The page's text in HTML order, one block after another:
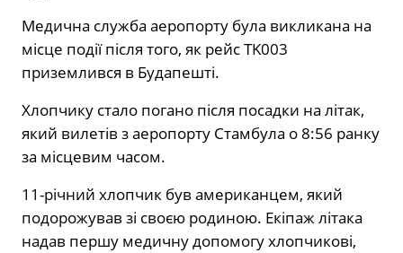
Медична служба аеропорту була викликана на
місце події після того, як рейс TK003
приземлився в Будапешті.
Хлопчику стало погано після посадки на літак,
який вилетів з аеропорту Стамбула о 8:56 ранку
за місцевим часом.
11-річний хлопчик був американцем, який
подорожував зі своєю родиною. Екіпаж літака
надав першу медичну допомогу хлопчикові,